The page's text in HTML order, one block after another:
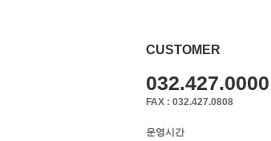
CUSTOMER
032.427.0000
FAX : 032.427.0808
운영시간